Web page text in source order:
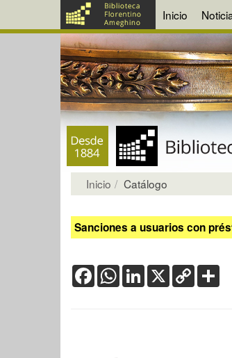
Inicio
Inicio Catálogo
Sanciones a usuarios con
FacebookWhatsApp
LinkedIn
X Copy
Link